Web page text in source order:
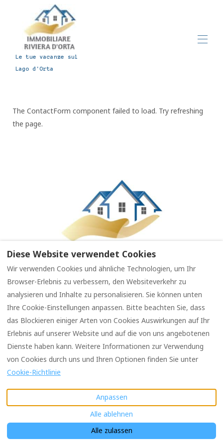
Le tue vacanze sul
Lago d'Orta
Alle Immobilien
▾
The ContactForm component failed to load. Try refreshing
the page.
Deutsch EUR +39 3474323327
Via Alle scuole 10, Miasino,
E-Mail:
casevacanzapiemonte@g
mail.com
vorbehalten- Powered
by Lodgify
Diese Website verwendet Cookies
Wir verwenden Cookies und ähnliche Technologien, um Ihr
Browser-Erlebnis zu verbessern, den Websiteverkehr zu
analysieren und Inhalte zu personalisieren. Sie können unten
Ihre Cookie-Einstellungen anpassen. Bitte beachten Sie, dass
das Blockieren einiger Arten von Cookies Auswirkungen auf Ihr
Erlebnis auf unserer Website und auf die von uns angebotenen
Dienste haben kann. Weitere Informationen zur Verwendung
von Cookies durch uns und Ihren Optionen finden Sie unter
Cookie-Richtlinie
Anpassen
Alle ablehnen
Alle zulassen